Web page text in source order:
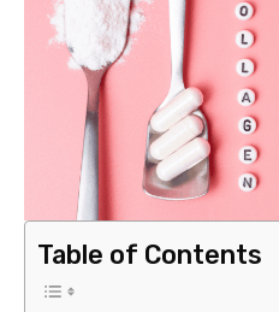
Table of Contents